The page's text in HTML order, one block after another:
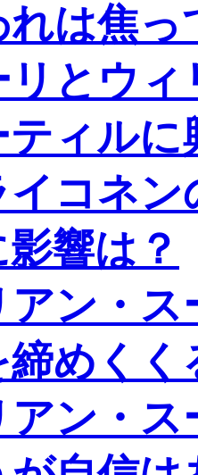
れは焦
リとウ
ティルに
イコネ
響は？
アン・
締めくく
アン・